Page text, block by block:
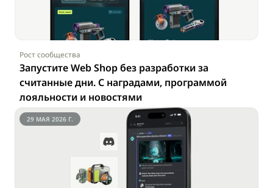
Рост сообщества
Запустите Web Shop без разработки за
считанные дни. С наградами, программой
лояльности и новостями
29 МАЯ 2026 Г.